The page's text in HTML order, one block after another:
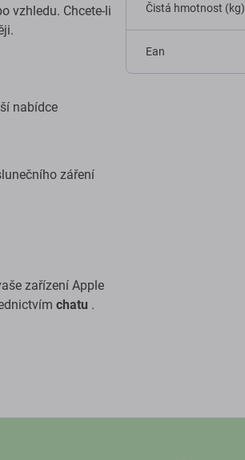
vzhledu. Chcete-li
nabídce
záření
zařízení Apple
chatu .
Čistá hmotnost (kg)
Ean